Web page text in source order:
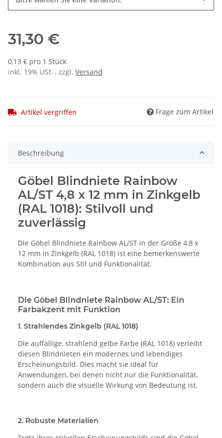
31,30 €
0,13 € pro 1 Stück
inkl. 19% USt. , zzgl. Versand
Artikel vergriffen Frage zum Artikel
Beschreibung
Göbel Blindniete Rainbow
AL/ST 4,8 x 12 mm in Zinkgelb
(RAL 1018): Stilvoll und
zuverlässig
Die Göbel Blindniete Rainbow AL/ST in der Größe 4,8 x
12 mm in Zinkgelb (RAL 1018) ist eine bemerkenswerte
Kombination aus Stil und Funktionalität.
Die Göbel Blindniete Rainbow AL/ST: Ein
Farbakzent mit Funktion
1. Strahlendes Zinkgelb (RAL 1018)
Die auffällige, strahlend gelbe Farbe (RAL 1018) verleiht
diesen Blindnieten ein modernes und lebendiges
Erscheinungsbild. Dies macht sie ideal für
Anwendungen, bei denen nicht nur die Funktionalität,
sondern auch die visuelle Wirkung von Bedeutung ist.
2. Robuste Materialien